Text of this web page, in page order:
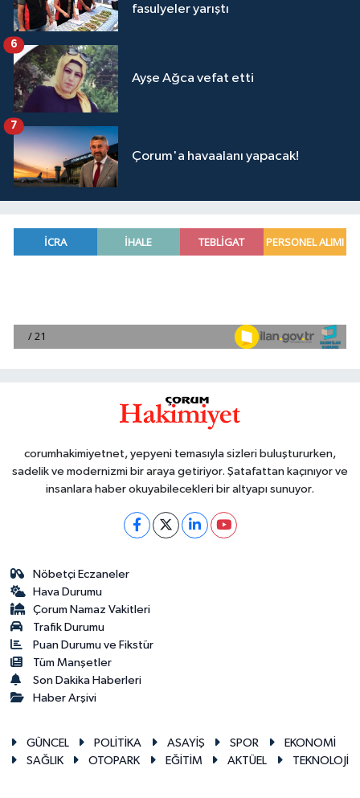
fasulyeler yarıştı
Ayşe Ağca vefat etti
6
Çorum'a havaalanı yapacak!
7
corumhakimiyetnet, yepyeni temasıyla sizleri buluştururken,
sadelik ve modernizmi bir araya getiriyor. Şatafattan kaçınıyor ve
insanlara haber okuyabilecekleri bir altyapı sunuyor.
Nöbetçi Eczaneler
Hava Durumu
Çorum Namaz Vakitleri
Trafik Durumu
Puan Durumu ve Fikstür
Tüm Manşetler
Son Dakika Haberleri
Haber Arşivi
GÜNCEL POLİTİKA ASAYİŞ SPOR
EKONOMİ
SAĞLIK
OTOPARK EĞİTİM AKTÜEL TEKNOLOJİ